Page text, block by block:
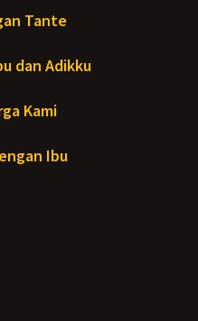
Tante
dan Adikku
Kami
Ibu